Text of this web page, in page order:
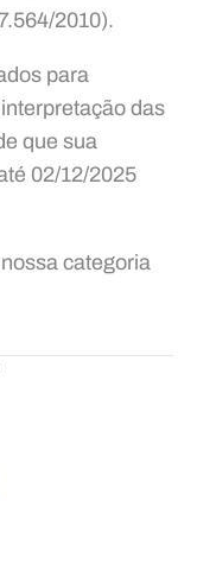
2010).
para
das
que sua
02/12/2025
categoria